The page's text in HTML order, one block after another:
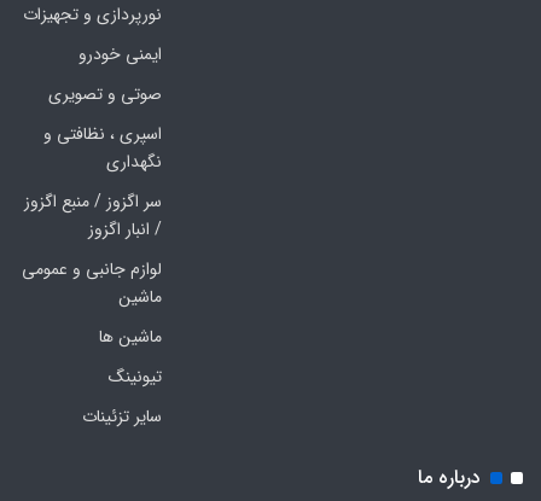
نورپردازی و تجهیزات
ایمنی خودرو
صوتی و تصویری
اسپری ، نظافتی و
نگهداری
سر اگزوز / منبع اگزوز
/ انبار اگزوز
لوازم جانبی و عمومی
ماشین
ماشین ها
تیونینگ
سایر تزئینات
درباره ما